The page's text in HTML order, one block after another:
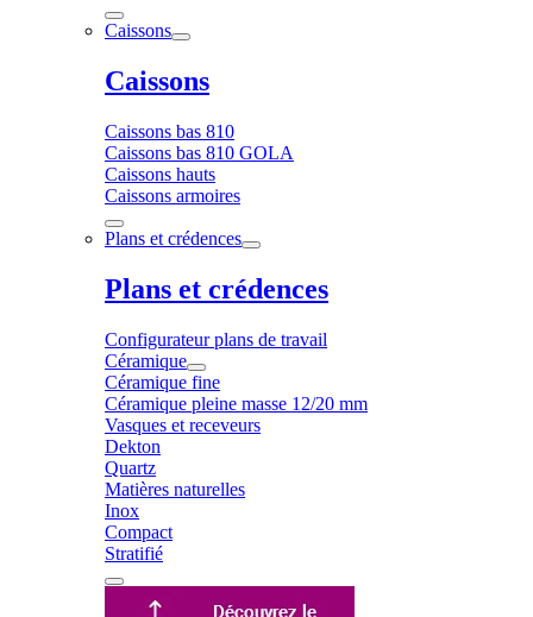
Caissons
Caissons
Caissons bas 810
Caissons bas 810 GOLA
Caissons hauts
Caissons armoires
Plans et crédences
Plans et crédences
Configurateur plans de travail
Céramique
Céramique fine
Céramique pleine masse 12/20 mm
Vasques et receveurs
Dekton
Quartz
Matières naturelles
Inox
Compact
Stratifié